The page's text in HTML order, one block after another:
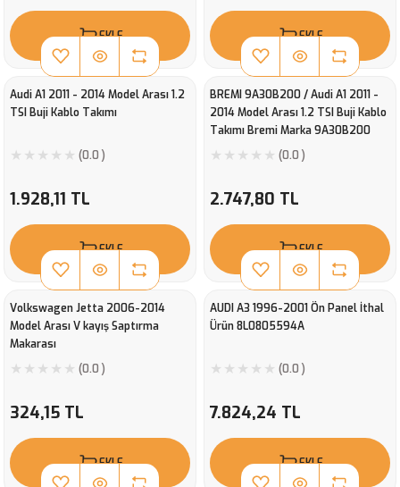
EKLE EKLE
Audi A1 2011 - 2014 Model Arası 1.2
TSI Buji Kablo Takımı
(0.0 )
1.928,11 TL
EKLE
BREMI 9A30B200 / Audi A1 2011 -
2014 Model Arası 1.2 TSI Buji Kablo
Takımı Bremi Marka 9A30B200
(0.0 )
2.747,80 TL
EKLE
Volkswagen Jetta 2006-2014
Model Arası V kayış Saptırma
Makarası
(0.0 )
324,15 TL
EKLE
AUDI A3 1996-2001 Ön Panel İthal
Ürün 8L0805594A
(0.0 )
7.824,24 TL
EKLE